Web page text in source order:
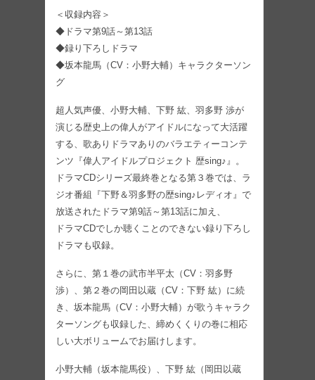
＜収録内容＞
◆ドラマ第9話～第13話
◆録り下ろしドラマ
◆坂本龍馬（CV：小野大輔）キャラクターソン
グ
超人気声優、小野大輔、下野 紘、羽多野 渉が
演じる歴史上の偉人がアイドルになって大活躍
する、歌ありドラマありのバラエティーコンテ
ンツ『偉人アイドルプロジェクト 歴sing♪』。
ドラマCDシリーズ最終巻となる第３巻では、ラ
ジオ番組『下野＆羽多野の歴sing♪レディオ』で
放送されたドラマ第9話～第13話に加え、
ドラマCDでしか聴くことのできない録り下ろし
ドラマも収録。
さらに、第１巻の武市半平太（CV：羽多野
渉）、第２巻の岡田以蔵（CV：下野 紘）に続
き、坂本龍馬（CV：小野大輔）が歌うキャラク
ターソングも収録した、締めくくりの巻に相応
しい大ボリュームでお届けします。
小野大輔（坂本龍馬役）、下野 紘（岡田以蔵